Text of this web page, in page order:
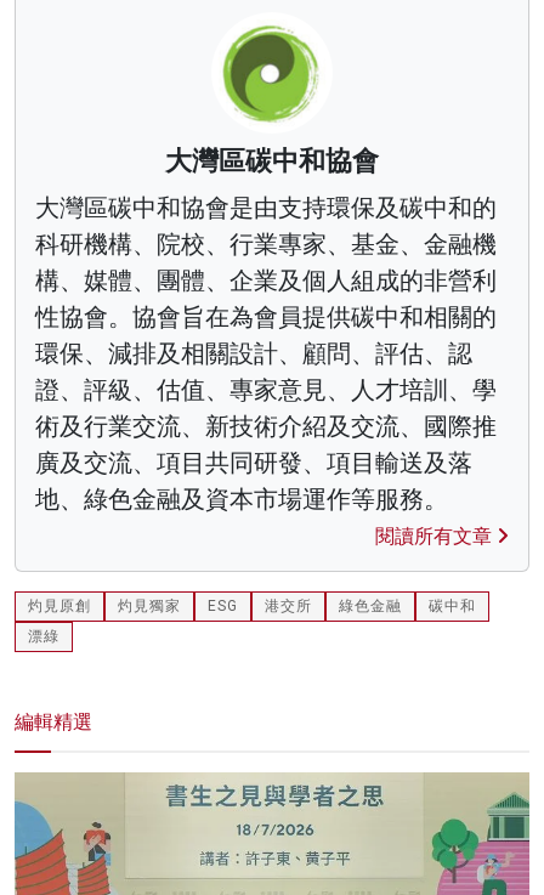
大灣區碳中和協會
大灣區碳中和協會是由支持環保及碳中和的
科研機構、院校、行業專家、基金、金融機
構、媒體、團體、企業及個人組成的非營利
性協會。協會旨在為會員提供碳中和相關的
環保、減排及相關設計、顧問、評估、認
證、評級、估值、專家意見、人才培訓、學
術及行業交流、新技術介紹及交流、國際推
廣及交流、項目共同研發、項目輸送及落
地、綠色金融及資本市場運作等服務。
閱讀所有文章
灼見原創 灼見獨家 ESG 港交所 綠色金融
碳中和
漂綠
編輯精選